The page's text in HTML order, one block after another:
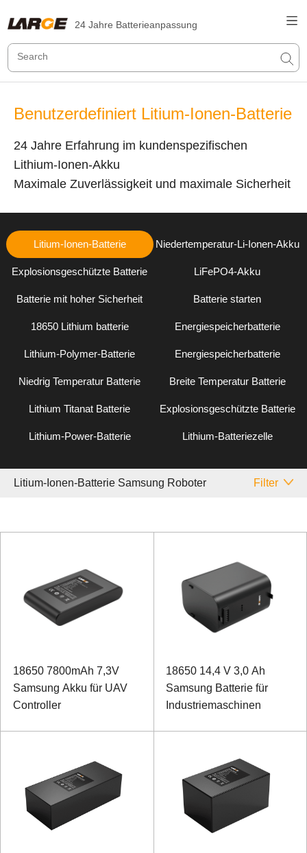
24 Jahre Batterieanpassung
Benutzerdefiniert Litium-Ionen-Batterie
24 Jahre Erfahrung im kundenspezifischen
Lithium-Ionen-Akku
Maximale Zuverlässigkeit und maximale Sicherheit
Litium-Ionen-Batterie Niedertemperatur-Li-Ionen-Akku
Explosionsgeschützte Batterie LiFePO4-Akku
Batterie mit hoher Sicherheit Batterie starten
18650 Lithium batterie Energiespeicherbatterie
Lithium-Polymer-Batterie Energiespeicherbatterie
Niedrig Temperatur Batterie Breite Temperatur Batterie
Lithium Titanat Batterie Explosionsgeschützte Batterie
Lithium-Power-Batterie Lithium-Batteriezelle
Litium-Ionen-Batterie Samsung Roboter Filter
18650 7800mAh 7,3V
Samsung Akku für UAV
Controller
18650 14,4 V 3,0 Ah
Samsung Batterie für
Industriemaschinen